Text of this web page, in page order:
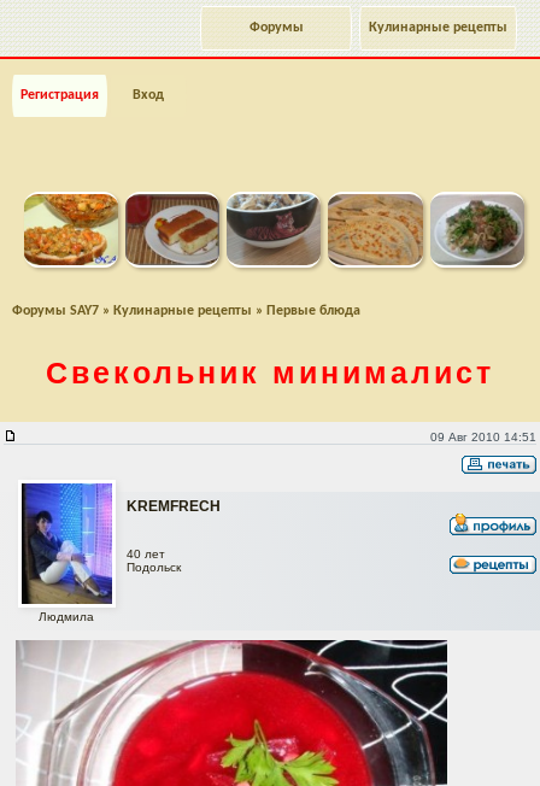
Кулинарные рецепты
Форумы
Регистрация Вход
Форумы SAY7 » Кулинарные рецепты » Первые блюда
Свекольник минималист
09 Авг 2010 14:51
KREMFRECH
Людмила
40 лет
Подольск